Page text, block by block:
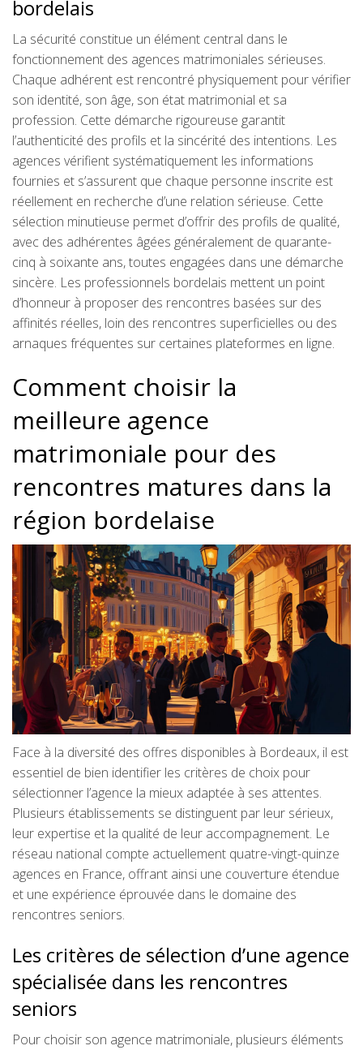
bordelais
La sécurité constitue un élément central dans le
fonctionnement des agences matrimoniales sérieuses.
Chaque adhérent est rencontré physiquement pour vérifier
son identité, son âge, son état matrimonial et sa
profession. Cette démarche rigoureuse garantit
l’authenticité des profils et la sincérité des intentions. Les
agences vérifient systématiquement les informations
fournies et s’assurent que chaque personne inscrite est
réellement en recherche d’une relation sérieuse. Cette
sélection minutieuse permet d’offrir des profils de qualité,
avec des adhérentes âgées généralement de quarante-
cinq à soixante ans, toutes engagées dans une démarche
sincère. Les professionnels bordelais mettent un point
d’honneur à proposer des rencontres basées sur des
affinités réelles, loin des rencontres superficielles ou des
arnaques fréquentes sur certaines plateformes en ligne.
Comment choisir la
meilleure agence
matrimoniale pour des
rencontres matures dans la
région bordelaise
Face à la diversité des offres disponibles à Bordeaux, il est
essentiel de bien identifier les critères de choix pour
sélectionner l’agence la mieux adaptée à ses attentes.
Plusieurs établissements se distinguent par leur sérieux,
leur expertise et la qualité de leur accompagnement. Le
réseau national compte actuellement quatre-vingt-quinze
agences en France, offrant ainsi une couverture étendue
et une expérience éprouvée dans le domaine des
rencontres seniors.
Les critères de sélection d’une agence
spécialisée dans les rencontres
seniors
Pour choisir son agence matrimoniale, plusieurs éléments